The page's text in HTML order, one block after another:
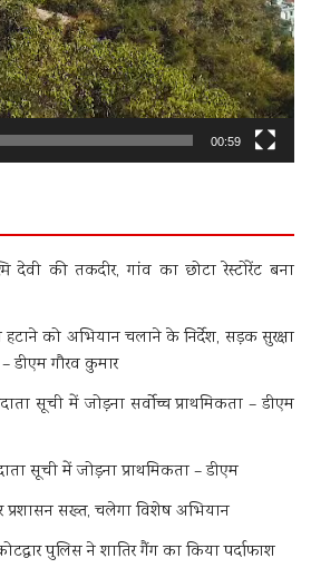
00:59
देवी की तकदीर, गांव का छोटा रेस्टोरेंट बना
हटाने को अभियान चलाने के निर्देश, सड़क सुरक्षा
डीएम गौरव कुमार
सूची में जोड़ना सर्वोच्च प्राथमिकता – डीएम
सूची में जोड़ना प्राथमिकता – डीएम
सख्त, चलेगा विशेष अभियान
पुलिस ने शातिर गैंग का किया पर्दाफाश